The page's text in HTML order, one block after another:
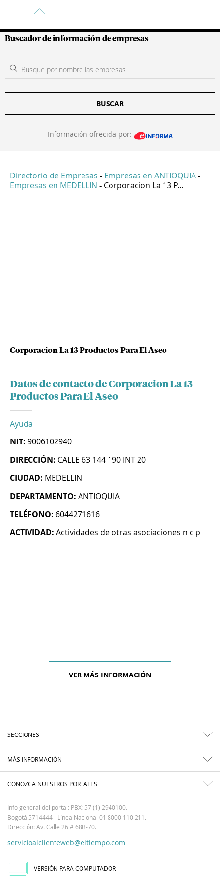
Guía de Empresas Colombianas
Buscador de información de empresas
BUSCAR
Información ofrecida por:
Directorio de Empresas - Empresas en ANTIOQUIA -
Empresas en MEDELLIN - Corporacion La 13 P...
Corporacion La 13 Productos Para El Aseo
Datos de contacto de Corporacion La 13
Productos Para El Aseo
Ayuda
NIT: 9006102940
DIRECCIÓN: CALLE 63 144 190 INT 20
CIUDAD: MEDELLIN
DEPARTAMENTO: ANTIOQUIA
TELÉFONO: 6044271616
ACTIVIDAD: Actividades de otras asociaciones n c p
VER MÁS INFORMACIÓN
SECCIONES
MÁS INFORMACIÓN
CONOZCA NUESTROS PORTALES
Info general del portal: PBX: 57 (1) 2940100.
Bogotá 5714444 - Línea Nacional 01 8000 110 211.
Dirección: Av. Calle 26 # 68B-70.
servicioalclienteweb@eltiempo.com
VERSIÓN PARA COMPUTADOR